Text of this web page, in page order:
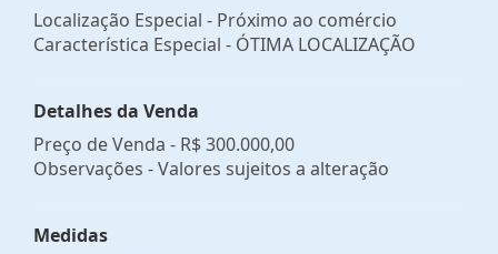
Localização Especial - Próximo ao comércio
Característica Especial - ÓTIMA LOCALIZAÇÃO
Detalhes da Venda
Preço de Venda - R$ 300.000,00
Observações - Valores sujeitos a alteração
Medidas